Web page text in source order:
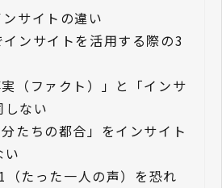
サイトの違い
ンサイトを活用する際の3
（ファクト）」と「インサ
しない
たちの都合」をインサイト
い
たった一人の声）を恐れ